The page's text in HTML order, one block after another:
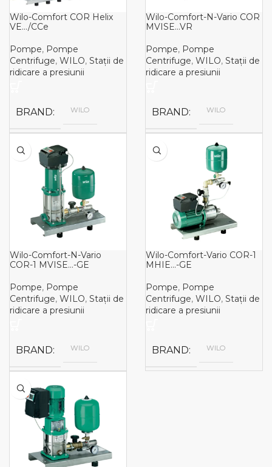
Wilo-Comfort COR Helix
VE…/CCe
Pompe, Pompe
Centrifuge, WILO, Stații de
ridicare a presiunii
BRAND WILO
Wilo-Comfort-N-Vario COR
MVISE…VR
Pompe, Pompe
Centrifuge, WILO, Stații de
ridicare a presiunii
BRAND WILO
Wilo-Comfort-N-Vario
COR-1 MVISE…-GE
Pompe, Pompe
Centrifuge, WILO, Stații de
ridicare a presiunii
BRAND WILO
Wilo-Comfort-Vario COR-1
MHIE…-GE
Pompe, Pompe
Centrifuge, WILO, Stații de
ridicare a presiunii
BRAND WILO